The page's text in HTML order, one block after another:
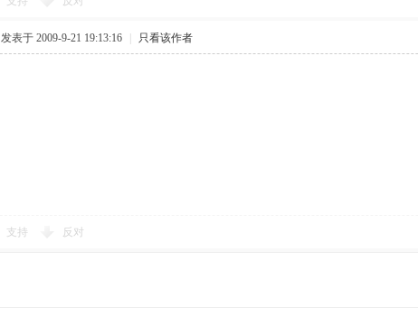
发表于 2009-9-21 19:13:16 只看该作者
支持 反对